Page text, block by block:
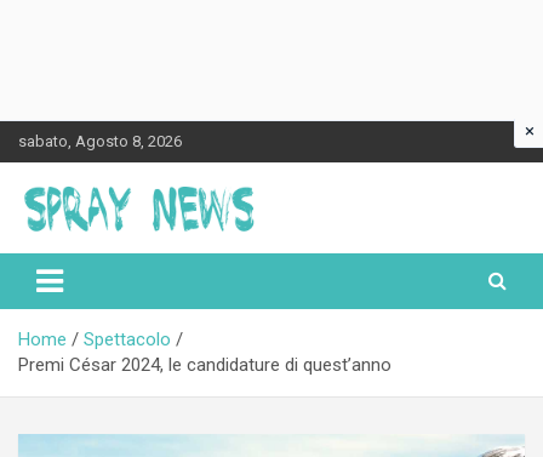
to
content
sabato, Agosto 8, 2026
Spraynews.it
Home
Spettacolo
Premi César 2024, le candidature di quest’anno
×